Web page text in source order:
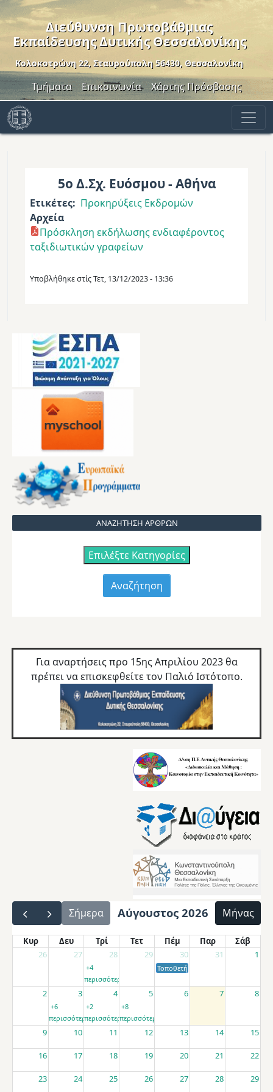
Παράκαμψη προς το κυρίως περιεχόμενο
Διεύθυνση Πρωτοβάθμιας
Εκπαίδευσης Δυτικής Θεσσαλονίκης
Κολοκοτρώνη 22, Σταυρούπολη 56430, Θεσσαλονίκη
Header Menu
Τμήματα Επικοινωνία Χάρτης Πρόσβασης
ΑΝΑΖΗΤΗΣΗ ΑΡΘΡΩΝ
Επιλέξτε Κατηγορίες
5ο Δ.Σχ. Ευόσμου - Αθήνα
Ετικέτες
Προκηρύξεις Εκδρομών
Αρχεία
Πρόσκληση εκδήλωσης ενδιαφέροντος
ταξιδιωτικών γραφείων
Υποβλήθηκε στίςΤετ, 13/12/2023 - 13:36
Για αναρτήσεις προ 15ης Απριλίου 2023 θα
πρέπει να επισκεφθείτε τον Παλιό Ιστότοπο.
Σήμερα Αύγουστος 2026 Μήνας
Κυρ Δευ Τρί Τετ Πέμ Παρ
Σάβ
26
27 28 29 30 31 1
+4
περισσότερα
Τοποθετήσεις αποσπασμένων
2 3 4 5 6 7 8
+6
περισσότερα
+2
περισσότερα
+8
περισσότερα
9 10 11 12 13 14 15
16 17 18 19 20 21 22
23 24 25 26 27 28 29